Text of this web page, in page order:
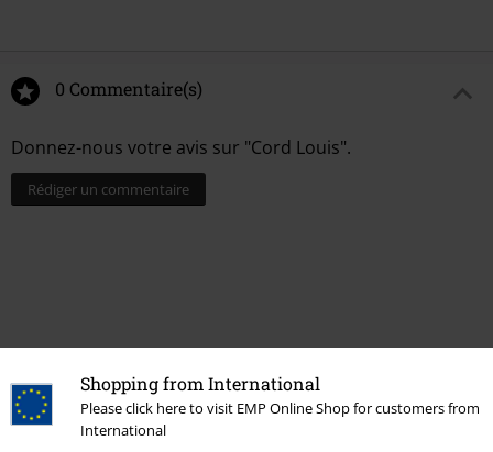
Shopping from International
Please click here to visit EMP Online Shop for customers from
International
0 Commentaire(s)
Donnez-nous votre avis sur "Cord Louis".
Rédiger un commentaire